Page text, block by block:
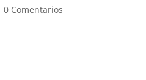
0 Comentarios